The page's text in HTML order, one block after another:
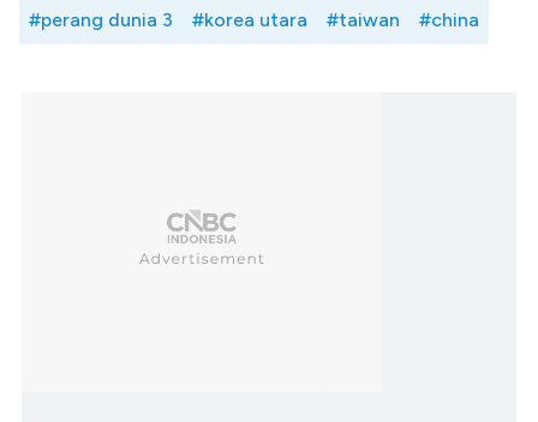
#perang dunia 3 #korea utara #taiwan #china